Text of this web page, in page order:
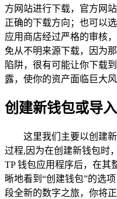
方网站进行下载，官方网
正确的下载方向；也可以
应用商店经过严格的审核
免从不明来源下载，因为
陷阱，很有可能让你下载
露，使你的资产面临巨大风
创建新钱包或导
这里我们主要以创建
过程,因为在创建新钱包时
TP 钱包应用程序后，在其
晰地看到“创建钱包”的选
段全新的数字之旅，你将